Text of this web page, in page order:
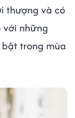
thượng và có
với những
trong mùa